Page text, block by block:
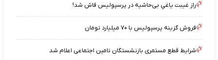
راز غیبت یاغیِ بی‌حاشیه در پرسپولیس فاش شد!
فروش گزینه پرسپولیس با ۷۰ میلیارد تومان
شرایط قطع مستمری بازنشستگان تامین اجتماعی اعلام شد